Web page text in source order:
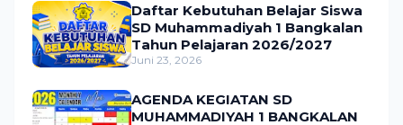
Daftar Kebutuhan Belajar Siswa
SD Muhammadiyah 1 Bangkalan
Tahun Pelajaran 2026/2027
Juni 23, 2026
AGENDA KEGIATAN SD
MUHAMMADIYAH 1 BANGKALAN